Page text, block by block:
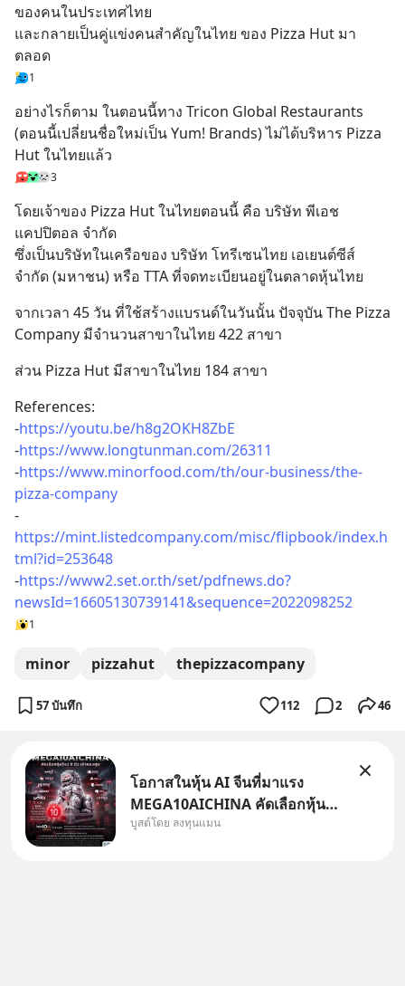
ของคนในประเทศไทย
และกลายเป็นคู่แข่งคนสำคัญในไทย ของ Pizza Hut มา
ตลอด
1
อย่างไรก็ตาม ในตอนนี้ทาง Tricon Global Restaurants
(ตอนนี้เปลี่ยนชื่อใหม่เป็น Yum! Brands) ไม่ได้บริหาร Pizza
Hut ในไทยแล้ว
3
โดยเจ้าของ Pizza Hut ในไทยตอนนี้ คือ บริษัท พีเอช
แคปปิตอล จำกัด
ซึ่งเป็นบริษัทในเครือของ บริษัท โทรีเซนไทย เอเยนต์ซีส์
จำกัด (มหาชน) หรือ TTA ที่จดทะเบียนอยู่ในตลาดหุ้นไทย
จากเวลา 45 วัน ที่ใช้สร้างแบรนด์ในวันนั้น ปัจจุบัน The Pizza
Company มีจำนวนสาขาในไทย 422 สาขา
ส่วน Pizza Hut มีสาขาในไทย 184 สาขา
References:
-https://youtu.be/h8g2OKH8ZbE
-https://www.longtunman.com/26311
-https://www.minorfood.com/th/our-business/the-
pizza-company
-
https://mint.listedcompany.com/misc/flipbook/index.h
tml?id=253648
-https://www2.set.or.th/set/pdfnews.do?
newsId=16605130739141&sequence=2022098252
1
minor pizzahut thepizzacompany
57 บันทึก 112 2 46
โอกาสในหุ้น AI จีนที่มาแรง
MEGA10AICHINA คัดเลือกหุ้น
ใหม่ 9 ตัว เข้ากองทุน.. ครอบคลุม
บูสต์โดย ลงทุนแมน